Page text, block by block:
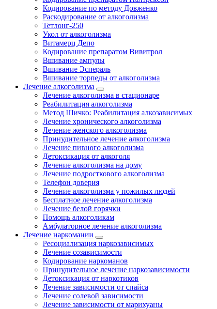
Кодирование по методу Довженко
Раскодирование от алкоголизма
Тетлонг-250
Укол от алкоголизма
Витамерц Депо
Кодирование препаратом Вивитрол
Вшивание ампулы
Вшивание Эспераль
Вшивание торпеды от алкоголизма
Лечение алкоголизма
Лечение алкоголизма в стационаре
Реабилитация алкоголизма
Метод Шичко: Реабилитация алкозависимых
Лечение хронического алкоголизма
Лечение женского алкоголизма
Принудительное лечение алкоголизма
Лечение пивного алкоголизма
Детоксикация от алкоголя
Лечение алкоголизма на дому
Лечение подросткового алкоголизма
Телефон доверия
Лечение алкоголизма у пожилых людей
Бесплатное лечение алкоголизма
Лечение белой горячки
Помощь алкоголикам
Амбулаторное лечение алкоголизма
Лечение наркомании
Ресоциализация наркозависимых
Лечение созависимости
Кодирование наркоманов
Принудительное лечение наркозависимости
Детоксикация от наркотиков
Лечение зависимости от спайса
Лечение солевой зависимости
Лечение зависимости от марихуаны